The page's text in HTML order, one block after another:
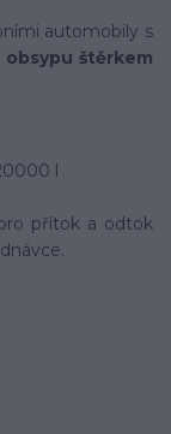
automobily s
štěrkem
l
přítok a odtok